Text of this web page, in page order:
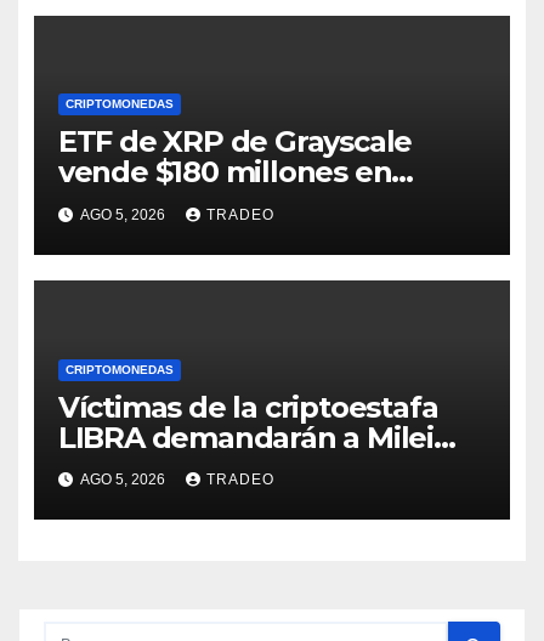
CRIPTOMONEDAS
ETF de XRP de Grayscale
vende $180 millones en
tokens tras grandes pérdidas
AGO 5, 2026 TRADEO
CRIPTOMONEDAS
Víctimas de la criptoestafa
LIBRA demandarán a Milei
por daños y perjuicios
AGO 5, 2026 TRADEO